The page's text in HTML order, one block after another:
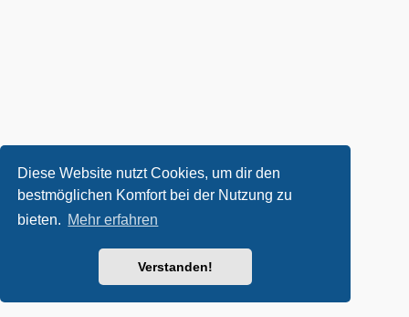
Diese Website nutzt Cookies, um dir den
bestmöglichen Komfort bei der Nutzung zu
bieten. Mehr erfahren
Verstanden!